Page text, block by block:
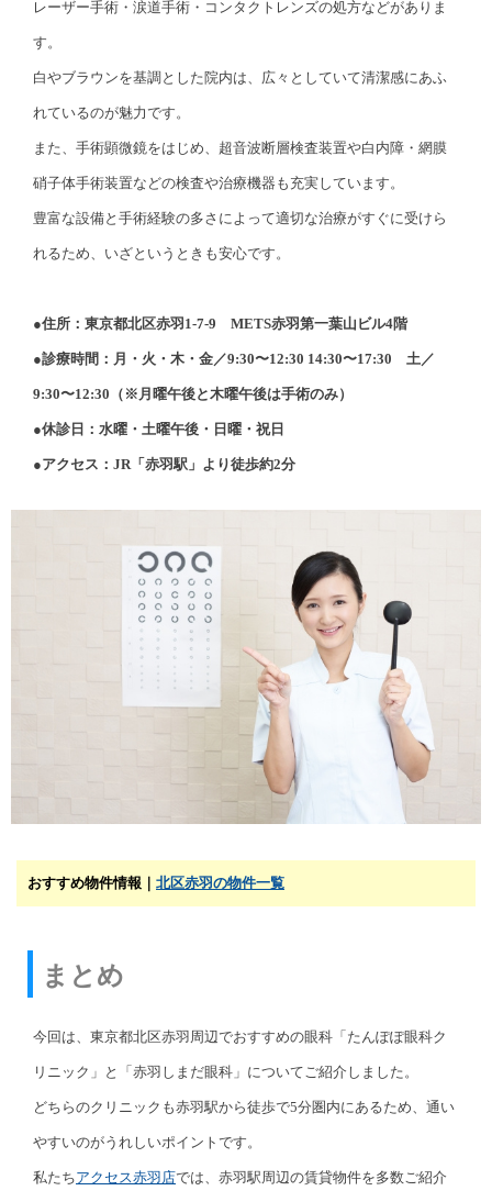
レーザー手術・涙道手術・コンタクトレンズの処方などがありま
す。
白やブラウンを基調とした院内は、広々としていて清潔感にあふ
れているのが魅力です。
また、手術顕微鏡をはじめ、超音波断層検査装置や白内障・網膜
硝子体手術装置などの検査や治療機器も充実しています。
豊富な設備と手術経験の多さによって適切な治療がすぐに受けら
れるため、いざというときも安心です。
●住所：東京都北区赤羽1-7-9 METS赤羽第一葉山ビル4階
●診療時間：月・火・木・金／9:30〜12:30 14:30〜17:30 土／
9:30〜12:30（※月曜午後と木曜午後は手術のみ）
●休診日：水曜・土曜午後・日曜・祝日
●アクセス：JR「赤羽駅」より徒歩約2分
おすすめ物件情報｜ 北区赤羽の物件一覧
まとめ
今回は、東京都北区赤羽周辺でおすすめの眼科「たんぽぽ眼科ク
リニック」と「赤羽しまだ眼科」についてご紹介しました。
どちらのクリニックも赤羽駅から徒歩で5分圏内にあるため、通い
やすいのがうれしいポイントです。
私たちアクセス赤羽店では、赤羽駅周辺の賃貸物件を多数ご紹介